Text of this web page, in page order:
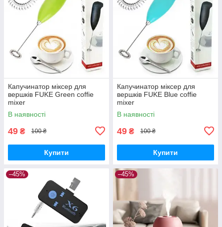
Капучинатор міксер для
вершків FUKE Green coffie
mixer
В наявності
49 ₴ 100 ₴
Купити
Капучинатор міксер для
вершків FUKE Blue coffie
mixer
В наявності
49 ₴ 100 ₴
Купити
–45% –45%